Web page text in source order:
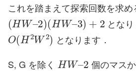
これを踏まえて探索回数を求め
(HW–2)(HW –3)+2 とな
O( H2W2) となります．
S, G を除く
個のマス